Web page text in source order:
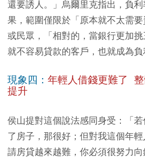
還要誘人。」烏爾里克指出，負
果，範圍僅限於「原本就不太需
或民眾，「相對的，當銀行更加
就不容易貸款的客戶，也就成為負
現象四： 年輕人借錢更難了
提升
侯山提對這個說法感同身受：「
了房子，那很好；但對我這個年
請房貸越來越難，你必須很努力